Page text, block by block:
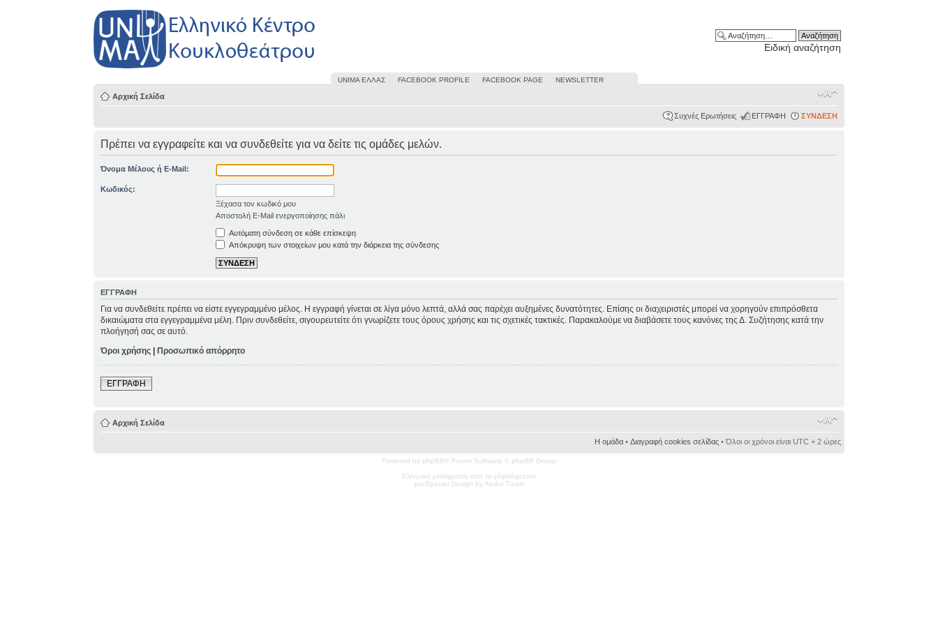
Ειδική αναζήτηση
UΝΙΜΑ ΕΛΛΑΣ FACEBOOK PROFILE FACEBOOK PAGE NEWSLETTER
Αρχική Σελίδα
Συχνές Ερωτήσεις ΕΓΓΡΑΦΗ ΣΥΝΔΕΣΗ
Πρέπει να εγγραφείτε και να συνδεθείτε για να δείτε τις ομάδες μελών.
Όνομα Μέλους ή E-Mail:
Κωδικός:
Ξέχασα τον κωδικό μου
Αποστολή E-Mail ενεργοποίησης πάλι
Αυτόματη σύνδεση σε κάθε επίσκεψη
Απόκρυψη των στοιχείων μου κατά την διάρκεια της σύνδεσης
ΕΓΓΡΑΦΗ
Για να συνδεθείτε πρέπει να είστε εγγεγραμμένο μέλος. Η εγγραφή γίνεται σε λίγα μόνο λεπτά, αλλά σας παρέχει αυξημένες δυνατότητες. Επίσης οι διαχειριστές μπορεί να χορηγούν επιπρόσθετα
δικαιώματα στα εγγεγραμμένα μέλη. Πριν συνδεθείτε, σιγουρευτείτε ότι γνωρίζετε τους όρους χρήσης και τις σχετικές τακτικές. Παρακαλούμε να διαβάσετε τους κανόνες της Δ. Συζήτησης κατά την
πλοήγησή σας σε αυτό.
Όροι χρήσης |Προσωπικό απόρρητο
ΕΓΓΡΑΦΗ
Αρχική Σελίδα
Η ομάδα• Διαγραφή cookies σελίδας• Όλοι οι χρόνοι είναι UTC + 2 ώρες
Powered by phpBB® Forum Software © phpBB Group
Ελληνική μετάφραση από το phpbbgr.com
proSpecial Design by Abdul Turan